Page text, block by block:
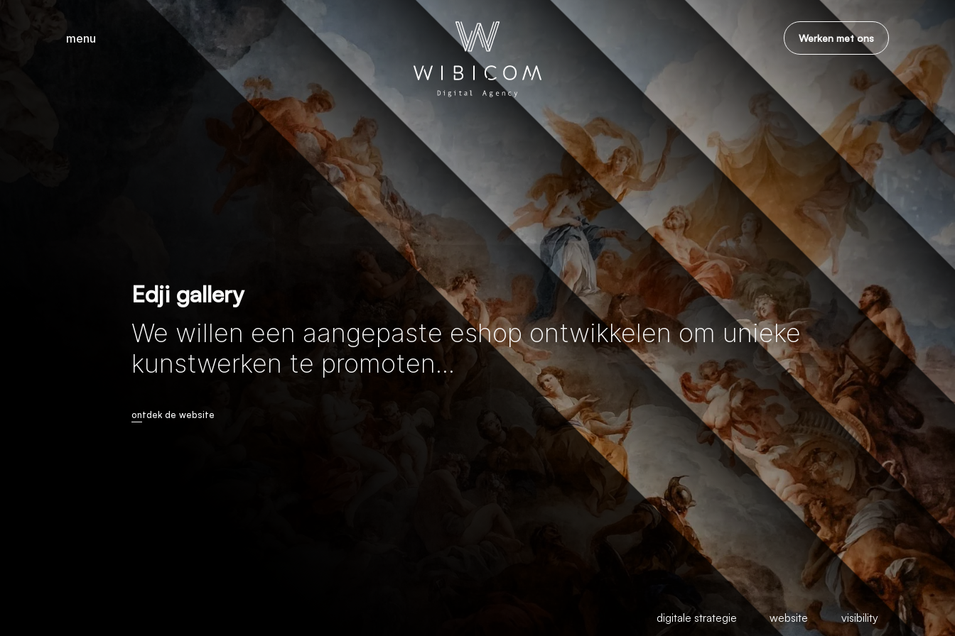
menu
Werken met ons
Edji gallery
We willen een aangepaste eshop ontwikkelen om unieke
kunstwerken te promoten...
ontdek de website
digitale strategie website visibility